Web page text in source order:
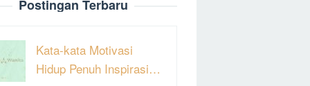
Postingan Terbaru
Kata-kata Motivasi
Hidup Penuh Inspirasi…